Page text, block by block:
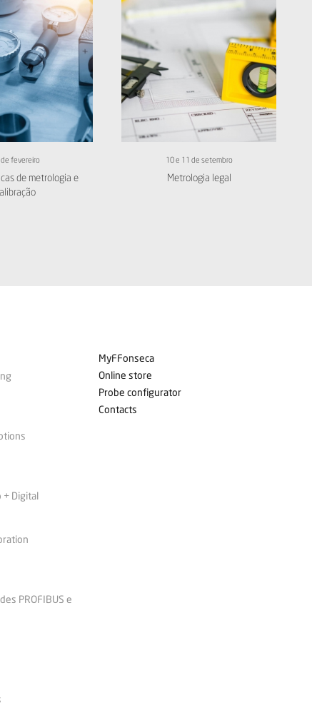
de fevereiro
de metrologia e
10 e 11 de setembro
Metrologia legal
+ Digital
PROFIBUS e
MyFFonseca
Online store
Probe configurator
Contacts